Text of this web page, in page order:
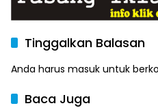
Tinggalkan Balasan
Anda harus masuk untuk
Baca Juga